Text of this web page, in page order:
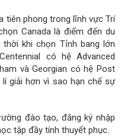
tiên phong trong lĩnh vực Trí
Canada là điểm đến du
khi chọn Tỉnh bang lớn
có hệ Advanced
và Georgian có hệ Post
giải hơn vì sao hạn chế sự
đào tạo, đăng ký nhập
tập đầy tính thuyết phục.